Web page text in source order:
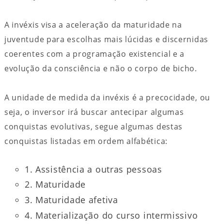
A invéxis visa a aceleração da maturidade na
juventude para escolhas mais lúcidas e discernidas
coerentes com a programação existencial e a
evolução da consciência e não o corpo de bicho.
A unidade de medida da invéxis é a precocidade, ou
seja, o inversor irá buscar antecipar algumas
conquistas evolutivas, segue algumas destas
conquistas listadas em ordem alfabética:
1. Assistência a outras pessoas
2. Maturidade
3. Maturidade afetiva
4. Materialização do curso intermissivo